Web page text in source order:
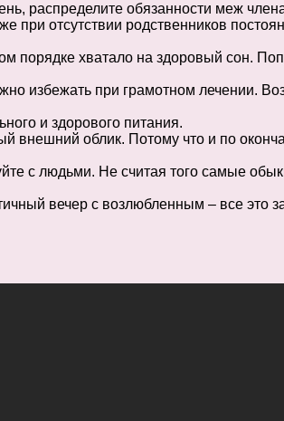
распределите обязанности меж
отсутствии родственников
порядке хватало на здоровый сон.
избежать при грамотном лечении.
и здорового питания.
внешний облик. Потому что и по
с людьми. Не считая того самые
вечер с возлюбленным – все это